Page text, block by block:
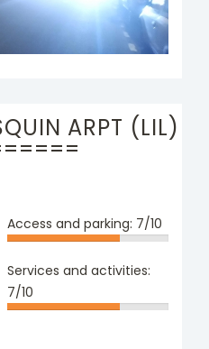
ARPT (LIL)
Access and parking: 7/10
Services and activities:
7/10